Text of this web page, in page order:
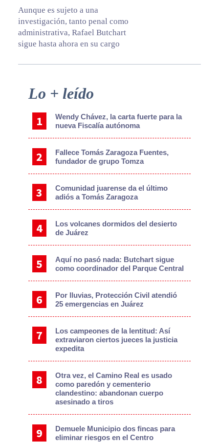
Aunque es sujeto a una
investigación, tanto penal como
administrativa, Rafael Butchart
sigue hasta ahora en su cargo
Primary
Lo + leído
Wendy Chávez, la carta fuerte para la
nueva Fiscalía autónoma
Fallece Tomás Zaragoza Fuentes,
fundador de grupo Tomza
Comunidad juarense da el último
adiós a Tomás Zaragoza
Los volcanes dormidos del desierto
de Juárez
Aquí no pasó nada: Butchart sigue
como coordinador del Parque Central
Por lluvias, Protección Civil atendió
25 emergencias en Juárez
Los campeones de la lentitud: Así
extraviaron ciertos jueces la justicia
expedita
Otra vez, el Camino Real es usado
como paredón y cementerio
clandestino: abandonan cuerpo
asesinado a tiros
Demuele Municipio dos fincas para
eliminar riesgos en el Centro